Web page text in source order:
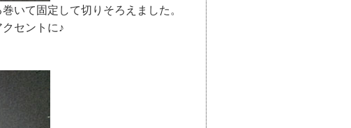
いて固定して切りそろえました。
セントに♪